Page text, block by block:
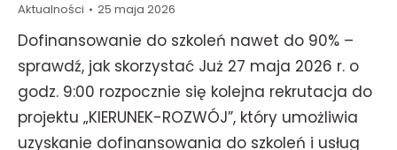
Aktualności 25 maja 2026
Dofinansowanie do szkoleń nawet do 90% –
sprawdź, jak skorzystać Już 27 maja 2026 r. o
godz. 9:00 rozpocznie się kolejna rekrutacja do
projektu „KIERUNEK-ROZWÓJ”, który umożliwia
uzyskanie dofinansowania do szkoleń i usług